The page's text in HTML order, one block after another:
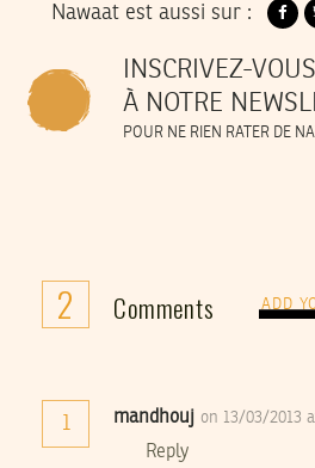
Nawaat est aussi sur :
INSCRIVEZ-VOUS
À NOTRE
POUR NE RIEN RATER DE
2 Comments ADD
1 mandhouj on 13/03/2013
Reply